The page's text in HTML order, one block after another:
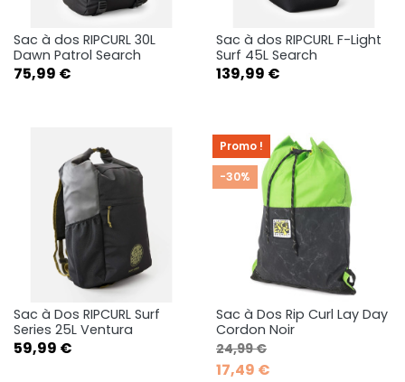
Sac à dos RIPCURL 30L
Dawn Patrol Search
Prix
75,99 €
Sac à dos RIPCURL F-Light
Surf 45L Search
Prix
139,99 €
Sac à Dos RIPCURL Surf
Series 25L Ventura
Prix
59,99 €
Sac à Dos Rip Curl Lay Day
Cordon Noir
Prix de base
24,99 €Prix
17,49 €
Promo !
-30%